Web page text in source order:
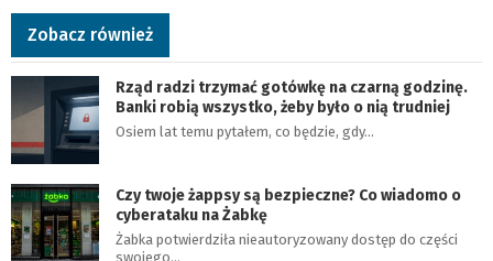
Zobacz również
Rząd radzi trzymać gotówkę na czarną godzinę.
Banki robią wszystko, żeby było o nią trudniej
Osiem lat temu pytałem, co będzie, gdy…
Czy twoje żappsy są bezpieczne? Co wiadomo o
cyberataku na Żabkę
Żabka potwierdziła nieautoryzowany dostęp do części
swojego…